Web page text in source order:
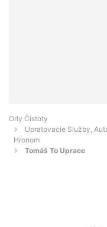
Orly Čistoty
Upratovacie Služby,
Hronom
Tomáš To Uprace